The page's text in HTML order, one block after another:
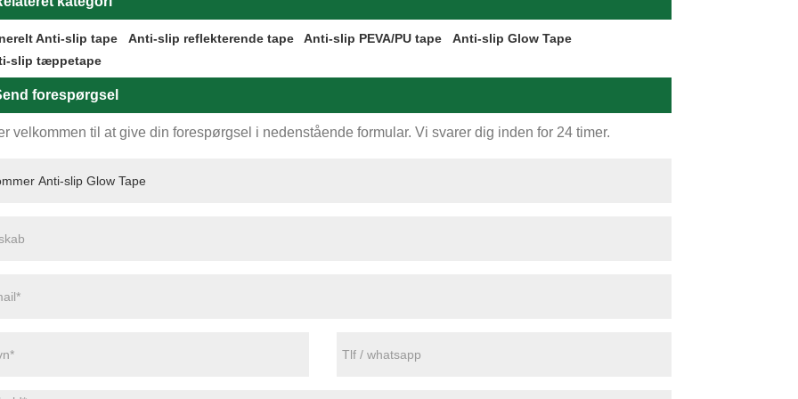
Anti-slip tape Anti-slip reflekterende tape Anti-slip PEVA/PU tape
Anti-slip Glow Tape
slip tæppetape
forespørgsel
velkommen til at give din forespørgsel i nedenstående formular. Vi svarer dig inden for 24 timer.